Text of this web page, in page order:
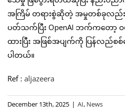
အကြိမ် တရားစွဲဆိုတဲ့ အမှုတစ်ခုလည်း
ပတ်သက်ပြီး OpenAI ဘက်ကတော့ ဝမ်း
ထားပြီး အဖြစ်အပျက်ကို ပြန်လည်စ
ပါတယ်။
Ref : aljazeera
December 13th, 2025 | AI, News